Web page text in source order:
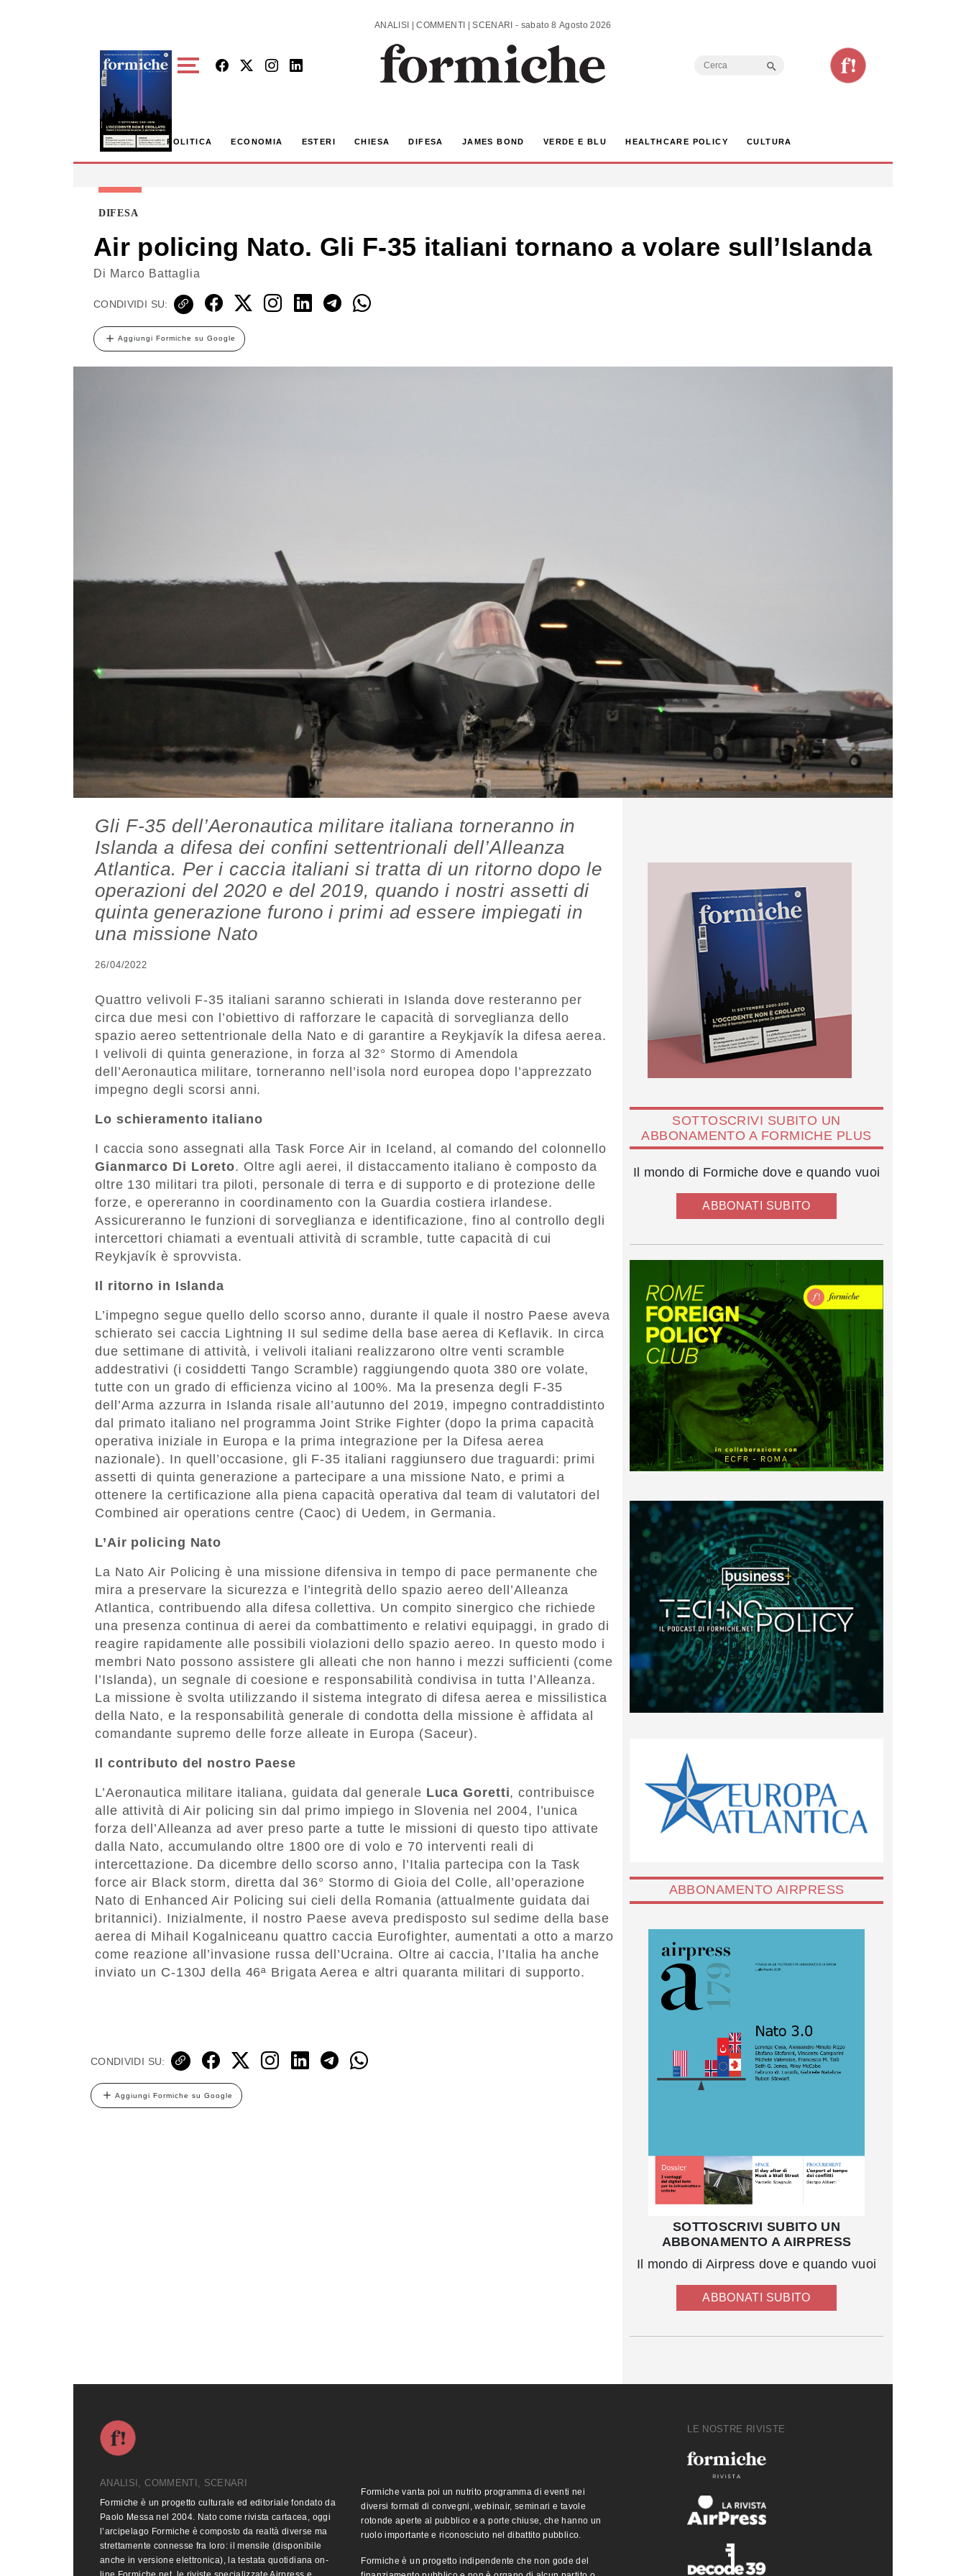
ANALISI | COMMENTI | SCENARI - sabato 8 Agosto 2026
Search
POLITICA ECONOMIA ESTERI CHIESA DIFESA JAMES BOND VERDE E BLU HEALTHCARE POLICY CULTURA
DIFESA
Air policing Nato. Gli F-35 italiani tornano a volare sull’Islanda
Di Marco Battaglia
CONDIVIDI SU:
Aggiungi Formiche su Google
Gli F-35 dell’Aeronautica militare italiana torneranno in
Islanda a difesa dei confini settentrionali dell’Alleanza
Atlantica. Per i caccia italiani si tratta di un ritorno dopo le
operazioni del 2020 e del 2019, quando i nostri assetti di
quinta generazione furono i primi ad essere impiegati in
una missione Nato
26/04/2022
Quattro velivoli F-35 italiani saranno schierati in Islanda dove resteranno per
circa due mesi con l’obiettivo di rafforzare le capacità di sorveglianza dello
spazio aereo settentrionale della Nato e di garantire a Reykjavík la difesa aerea.
I velivoli di quinta generazione, in forza al 32° Stormo di Amendola
dell’Aeronautica militare, torneranno nell’isola nord europea dopo l’apprezzato
impegno degli scorsi anni.
Lo schieramento italiano
I caccia sono assegnati alla Task Force Air in Iceland, al comando del colonnello
Gianmarco Di Loreto. Oltre agli aerei, il distaccamento italiano è composto da
oltre 130 militari tra piloti, personale di terra e di supporto e di protezione delle
forze, e opereranno in coordinamento con la Guardia costiera irlandese.
Assicureranno le funzioni di sorveglianza e identificazione, fino al controllo degli
intercettori chiamati a eventuali attività di scramble, tutte capacità di cui
Reykjavík è sprovvista.
Il ritorno in Islanda
L’impegno segue quello dello scorso anno, durante il quale il nostro Paese aveva
schierato sei caccia Lightning II sul sedime della base aerea di Keflavik. In circa
due settimane di attività, i velivoli italiani realizzarono oltre venti scramble
addestrativi (i cosiddetti Tango Scramble) raggiungendo quota 380 ore volate,
tutte con un grado di efficienza vicino al 100%. Ma la presenza degli F-35
dell’Arma azzurra in Islanda risale all’autunno del 2019, impegno contraddistinto
dal primato italiano nel programma Joint Strike Fighter (dopo la prima capacità
operativa iniziale in Europa e la prima integrazione per la Difesa aerea
nazionale). In quell’occasione, gli F-35 italiani raggiunsero due traguardi: primi
assetti di quinta generazione a partecipare a una missione Nato, e primi a
ottenere la certificazione alla piena capacità operativa dal team di valutatori del
Combined air operations centre (Caoc) di Uedem, in Germania.
L’Air policing Nato
La Nato Air Policing è una missione difensiva in tempo di pace permanente che
mira a preservare la sicurezza e l’integrità dello spazio aereo dell’Alleanza
Atlantica, contribuendo alla difesa collettiva. Un compito sinergico che richiede
una presenza continua di aerei da combattimento e relativi equipaggi, in grado di
reagire rapidamente alle possibili violazioni dello spazio aereo. In questo modo i
membri Nato possono assistere gli alleati che non hanno i mezzi sufficienti (come
l’Islanda), un segnale di coesione e responsabilità condivisa in tutta l’Alleanza.
La missione è svolta utilizzando il sistema integrato di difesa aerea e missilistica
della Nato, e la responsabilità generale di condotta della missione è affidata al
comandante supremo delle forze alleate in Europa (Saceur).
Il contributo del nostro Paese
L’Aeronautica militare italiana, guidata dal generale Luca Goretti, contribuisce
alle attività di Air policing sin dal primo impiego in Slovenia nel 2004, l’unica
forza dell’Alleanza ad aver preso parte a tutte le missioni di questo tipo attivate
dalla Nato, accumulando oltre 1800 ore di volo e 70 interventi reali di
intercettazione. Da dicembre dello scorso anno, l’Italia partecipa con la Task
force air Black storm, diretta dal 36° Stormo di Gioia del Colle, all’operazione
Nato di Enhanced Air Policing sui cieli della Romania (attualmente guidata dai
britannici). Inizialmente, il nostro Paese aveva predisposto sul sedime della base
aerea di Mihail Kogalniceanu quattro caccia Eurofighter, aumentati a otto a marzo
come reazione all’invasione russa dell’Ucraina. Oltre ai caccia, l’Italia ha anche
inviato un C-130J della 46ª Brigata Aerea e altri quaranta militari di supporto.
CONDIVIDI SU:
Aggiungi Formiche su Google
SOTTOSCRIVI SUBITO UN
ABBONAMENTO A FORMICHE PLUS
Il mondo di Formiche dove e quando vuoi
ABBONATI SUBITO
ABBONAMENTO AIRPRESS
SOTTOSCRIVI SUBITO UN
ABBONAMENTO A AIRPRESS
Il mondo di Airpress dove e quando vuoi
ABBONATI SUBITO
ANALISI, COMMENTI, SCENARI
Formiche è un progetto culturale ed editoriale fondato da
Paolo Messa nel 2004. Nato come rivista cartacea, oggi
l’arcipelago Formiche è composto da realtà diverse ma
strettamente connesse fra loro: il mensile (disponibile
anche in versione elettronica), la testata quotidiana on-
Formiche vanta poi un nutrito programma di eventi nei
diversi formati di convegni, webinair, seminari e tavole
rotonde aperte al pubblico e a porte chiuse, che hanno un
ruolo importante e riconosciuto nel dibattito pubblico.
Formiche è un progetto indipendente che non gode del
LE NOSTRE RIVISTE